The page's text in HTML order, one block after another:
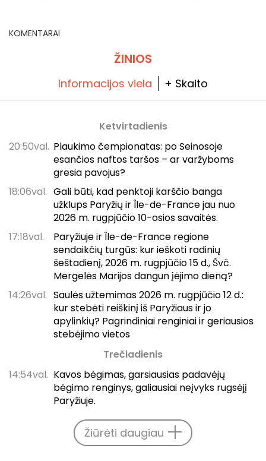
KOMENTARAI
ŽINIOS
Informacijos viela + Skaito
Ketvirtadienis
20:50val. Plaukimo čempionatas: po Seinosoje
esančios naftos taršos – ar varžyboms
gresia pavojus?
18:06val. Gali būti, kad penktoji karščio banga
užklups Paryžių ir Île-de-France jau nuo
2026 m. rugpjūčio 10-osios savaitės.
17:18val.
Paryžiuje ir Île-de-France regione
sendaikčių turgūs: kur ieškoti radinių
šeštadienį, 2026 m. rugpjūčio 15 d., Švč.
Mergelės Marijos dangun įėjimo dieną?
14:26val. Saulės užtemimas 2026 m. rugpjūčio 12 d.:
kur stebėti reiškinį iš Paryžiaus ir jo
apylinkių? Pagrindiniai renginiai ir geriausios
stebėjimo vietos
Trečiadienis
14:54val. Kavos bėgimas, garsiausias padavėjų
bėgimo renginys, galiausiai neįvyks rugsėjį
Paryžiuje.
Žiūrėti daugiau